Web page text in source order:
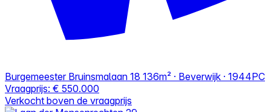
Burgemeester Bruinsmalaan 18 136m² · Beverwijk · 1944PC
Vraagprijs: € 550.000
Verkocht boven de vraagprijs